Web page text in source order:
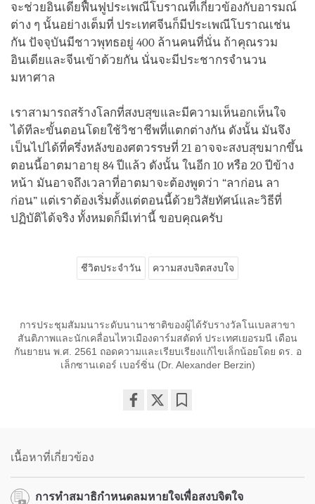
จะช่วยอินเดียฟื้นฟูประเพณีโบราณที่เกี่ยวข้องกับอารมณ์
ต่าง ๆ นั้นอย่างเต็มที่ ประเทศจีนก็มีประเพณีโบราณเช่น
กัน ปัจจุบันมีชาวพุทธอยู่ 400 ล้านคนที่นั่น ถ้าคุณรวม
อินเดียและจีนเข้าด้วยกัน นั่นจะมีประชากรจำนวน
มหาศาล
เราสามารถสร้างโลกที่สงบสุขและมีความเห็นอกเห็นใจ
ได้ทีละขั้นตอนโดยใช้วิชาชีพที่แตกต่างกัน ดังนั้น มันจึง
เป็นไปได้ที่ครึ่งหลังของศตวรรษที่ 21 อาจจะสงบสุขมากขึ้น
ตอนนี้อาตมาอายุ 84 ปีแล้ว ดังนั้น ในอีก 10 หรือ 20 ปีข้าง
หน้า มันอาจถึงเวลาที่อาตมาจะต้องพูดว่า “ลาก่อน ลา
ก่อน” แต่เราต้องเริ่มตั้งแต่ตอนนี้ด้วยวิสัยทัศน์และวิธีที่
ปฏิบัติได้จริง ทั้งหมดก็มีเท่านี้ ขอบคุณครับ
ชีวิตประจำวัน ความสงบจิตสงบใจ
การประชุมสัมมนาระดับนานาชาติของผู้ได้รับรางวัลโนเบลสาขา
สันติภาพและนักเคลื่อนไหวเมืองดาร์มสตัดท์ ประเทศเยอรมนี เดือน
กันยายน พ.ศ. 2561 ถอดความและเรียบเรียงแก้ไขเล็กน้อยโดย ดร. อ
เล็กซานเดอร์ เบอร์ซิ่น (Dr. Alexander Berzin)
เนื้อหาที่เกี่ยวข้อง
การทำสมาธิกำหนดลมหายใจเพื่อสงบจิตใจ